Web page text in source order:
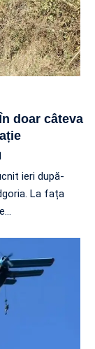
doar câteva
ieri după-
La fața